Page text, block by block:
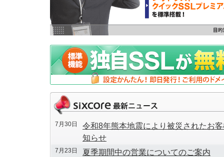
7月30日
令和8年熊本地震により被災されたお
知らせ
7月23日 夏季期間中の営業についてのご案内